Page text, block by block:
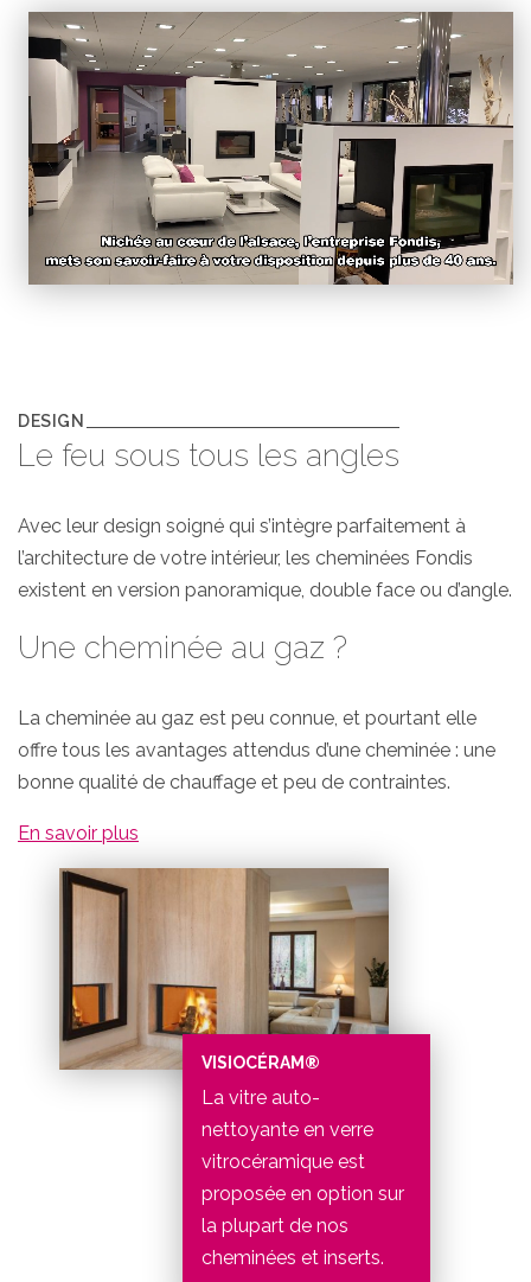
DESIGN
Le feu sous tous les angles
Avec leur design soigné qui s’intègre parfaitement à
l’architecture de votre intérieur, les cheminées Fondis
existent en version panoramique, double face ou d’angle.
Une cheminée au gaz ?
La cheminée au gaz est peu connue, et pourtant elle
offre tous les avantages attendus d’une cheminée : une
bonne qualité de chauffage et peu de contraintes.
En savoir plus
VISIOCÉRAM®
La vitre auto-
nettoyante en verre
vitrocéramique est
proposée en option sur
la plupart de nos
cheminées et inserts.